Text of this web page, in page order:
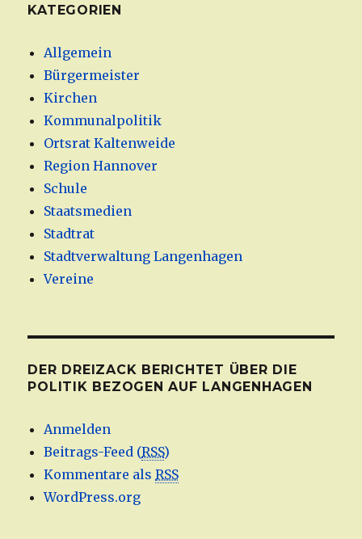
KATEGORIEN
Allgemein
Bürgermeister
Kirchen
Kommunalpolitik
Ortsrat Kaltenweide
Region Hannover
Schule
Staatsmedien
Stadtrat
Stadtverwaltung Langenhagen
Vereine
DER DREIZACK BERICHTET ÜBER DIE
POLITIK BEZOGEN AUF LANGENHAGEN
Anmelden
Beitrags-Feed (RSS)
Kommentare alsRSS
WordPress.org